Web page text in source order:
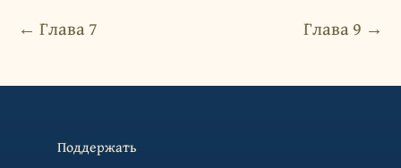
← Глава 7 Глава 9 →
Поддержать